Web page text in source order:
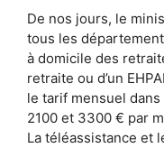
De nos jours, le
tous les
à domicile des
retraite ou d’un
le tarif mensuel
2100 et 3300 € par
La téléassistance et